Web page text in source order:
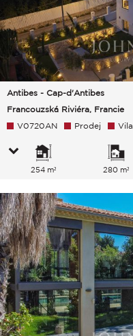
Antibes - Cap-d'Antibes
Francouzská Riviéra, Francie
V0720AN Prodej Vila
254 m² 280 m²